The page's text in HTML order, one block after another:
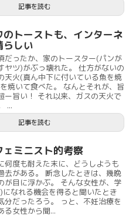
記事を読む
トーストも、インターネ
らしい
だったか、家のトースター(パンが
ヤツ)がぶっ壊れた。 仕方がないの
天火(真ん中下に付いている魚を焼
焼いて食べた。 なんとそれが、旨
ー旨い！ それ以来、ガスの天火で
...
記事を読む
ェミニスト的考察
何度も耐えた末に、どうしようも
去がある。 断念したときは、幾晩
が目に浮かぶ。 そんな女性が、学
なれる機会を得ると聞いたとき
分だったろう。 っと、不妊治療を
る女性から聞...